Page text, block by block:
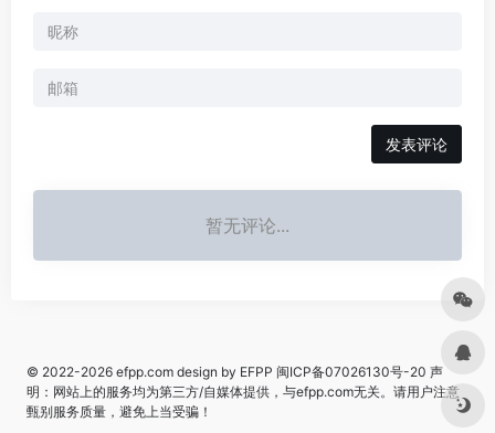
发表评论
暂无评论...
© 2022-2026 efpp.com design by EFPP 闽ICP备07026130号-20 声
明：网站上的服务均为第三方/自媒体提供，与efpp.com无关。请用户注意
甄别服务质量，避免上当受骗！